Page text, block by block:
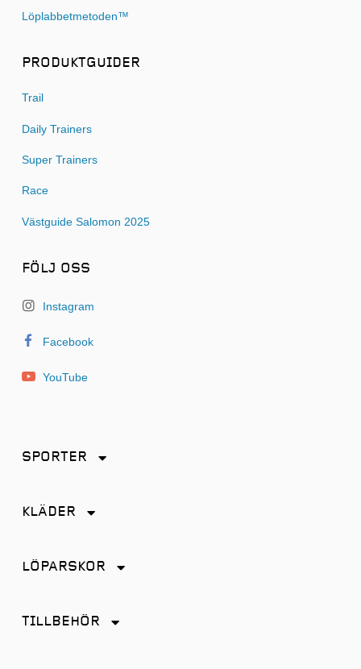
Löplabbetmetoden™
PRODUKTGUIDER
Trail
Daily Trainers
Super Trainers
Race
Västguide Salomon 2025
FÖLJ OSS
Instagram
Facebook
YouTube
SPORTER
KLÄDER
LÖPARSKOR
TILLBEHÖR